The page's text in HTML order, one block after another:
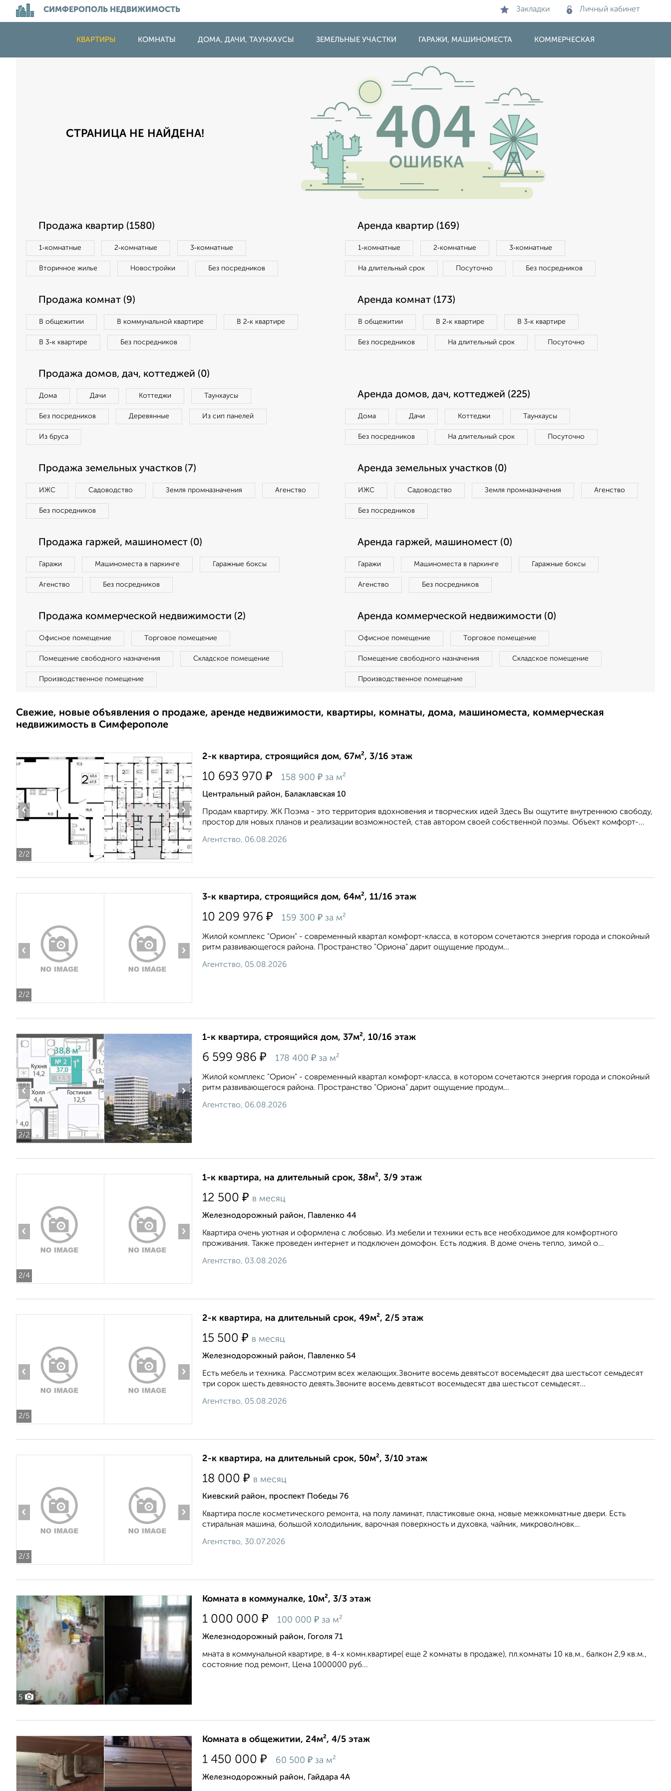
СИМФЕРОПОЛЬ НЕДВИЖИМОСТЬ Закладки Личный кабинет
КВАРТИРЫ КОМНАТЫ ДОМА, ДАЧИ, ТАУНХАУСЫ ЗЕМЕЛЬНЫЕ УЧАСТКИ ГАРАЖИ, МАШИНОМЕСТА КОММЕРЧЕСКАЯ
СТРАНИЦА НЕ НАЙДЕНА!
Продажа квартир (1580)
1‑комнатные 2‑комнатные 3‑комнатные
Вторичное жилье Новостройки Без посредников
Аренда квартир (169)
1‑комнатные 2‑комнатные 3‑комнатные
На длительный срок Посуточно Без посредников
Продажа комнат (9)
В общежитии В коммунальной квартире В 2‑к квартире
В 3‑к квартире Без посредников
Аренда комнат (173)
В общежитии В 2‑к квартире В 3‑к квартире
Без посредников На длительный срок Посуточно
Продажа домов, дач, коттеджей (0)
Дома Дачи Коттеджи Таунхаусы
Без посредников Деревянные Из сип панелей
Из бруса
Аренда домов, дач, коттеджей (225)
Дома Дачи Коттеджи Таунхаусы
Без посредников На длительный срок Посуточно
Продажа земельных участков (7)
ИЖС Садоводство Земля промназначения Агенство
Без посредников
Аренда земельных участков (0)
ИЖС Садоводство Земля промназначения Агенство
Без посредников
Продажа гаржей, машиномест (0)
Гаражи Машиноместа в паркинге Гаражные боксы
Агенство Без посредников
Аренда гаржей, машиномест (0)
Гаражи Машиноместа в паркинге Гаражные боксы
Агенство Без посредников
Продажа коммерческой недвижимости (2)
Офисное помещение Торговое помещение
Помещение свободного назначения Складское помещение
Производственное помещение
Аренда коммерческой недвижимости (0)
Офисное помещение Торговое помещение
Помещение свободного назначения Складское помещение
Производственное помещение
Свежие, новые объявления о продаже, аренде недвижимости, квартиры, комнаты, дома, машиноместа, коммерческая
недвижимость в Симферополе
2/2
‹ ›
2-к квартира, строящийся дом, 67м², 3/16 этаж
10 693 970 ₽ 158 900 ₽ за м²
Центральный район, Балаклавская 10
Продам квартиру. ЖК Поэма - это территория вдохновения и творческих идей Здесь Вы ощутите внутреннюю свободу,
простор для новых планов и реализации возможностей, став автором своей собственной поэмы. Объект комфорт-...
Агентство, 06.08.2026
2/2
‹ ›
3-к квартира, строящийся дом, 64м², 11/16 этаж
10 209 976 ₽ 159 300 ₽ за м²
Жилой комплекс "Орион" - современный квартал комфорт-класса, в котором сочетаются энергия города и спокойный
ритм развивающегося района. Пространство "Ориона" дарит ощущение продум...
Агентство, 05.08.2026
2/2
‹ ›
1-к квартира, строящийся дом, 37м², 10/16 этаж
6 599 986 ₽ 178 400 ₽ за м²
Жилой комплекс "Орион" - современный квартал комфорт-класса, в котором сочетаются энергия города и спокойный
ритм развивающегося района. Пространство "Ориона" дарит ощущение продум...
Агентство, 06.08.2026
2/4
‹ ›
1-к квартира, на длительный срок, 38м², 3/9 этаж
12 500 ₽ в месяц
Железнодорожный район, Павленко 44
Квартира очень уютная и оформлена с любовью. Из мебели и техники есть все необходимое для комфортного
проживания. Также проведен интернет и подключен домофон. Есть лоджия. В доме очень тепло, зимой о...
Агентство, 03.08.2026
2/5
‹ ›
2-к квартира, на длительный срок, 49м², 2/5 этаж
15 500 ₽ в месяц
Железнодорожный район, Павленко 54
Есть мебель и техника. Рассмотрим всех желающих.Звоните восемь девятьсот восемьдесят два шестьсот семьдесят
три сорок шесть девяносто девять.Звоните восемь девятьсот восемьдесят два шестьсот семьдесят...
Агентство, 05.08.2026
2/3
‹ ›
2-к квартира, на длительный срок, 50м², 3/10 этаж
18 000 ₽ в месяц
Киевский район, проспект Победы 76
Квартира после косметического ремонта, на полу ламинат, пластиковые окна, новые межкомнатные двери. Есть
стиральная машина, большой холодильник, варочная поверхность и духовка, чайник, микроволновк...
Агентство, 30.07.2026
5
Комната в коммуналке, 10м², 3/3 этаж
1 000 000 ₽ 100 000 ₽ за м²
Железнодорожный район, Гоголя 71
мната в коммунальной квартире, в 4-х комн.квартире( еще 2 комнаты в продаже), пл.комнаты 10 кв.м., балкон 2,9 кв.м.,
состояние под ремонт, Цена 1000000 руб...
Комната в общежитии, 24м², 4/5 этаж
1 450 000 ₽ 60 500 ₽ за м²
Железнодорожный район, Гайдара 4А